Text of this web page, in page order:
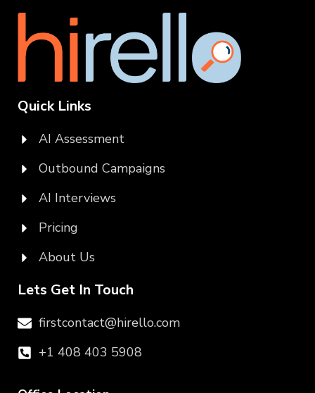
Quick Links
AI Assessment
Outbound Campaigns
AI Interviews
Pricing
About Us
Lets Get In Touch
firstcontact@hirello.com
+1 408 403 5908